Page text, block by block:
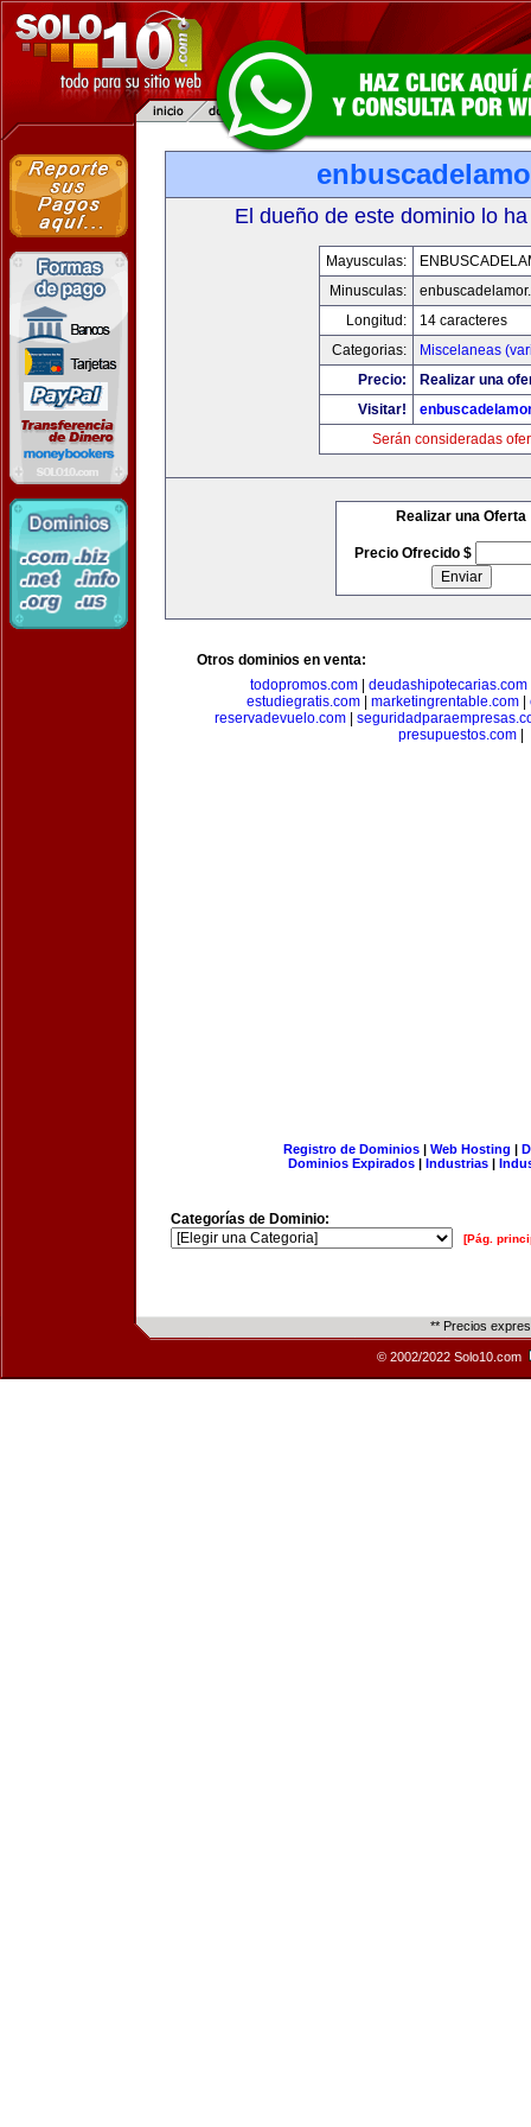
El dueño de este dominio lo
Mayusculas:
Minusculas:
Longitud:
14 caracteres
Categorias:
Miscelaneas
Precio:
Realizar una
Visitar!
Serán consideradas
Realizar una Oferta
Precio Ofrecido $
Otros dominios en venta:
todopromos.com
deudashipotecarias.com
estudiegratis.com
marketingrentable.com
reservadevuelo.com
presupuestos.com
Registro de Dominios| Web Hosting |
Dominios Expirados | Industrias |
Categorías de Dominio:
[Pág.
** Precios
© 2002/2022 Solo10.com